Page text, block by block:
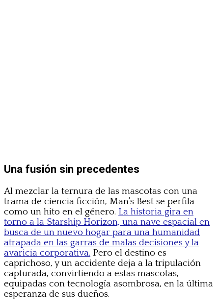
Una fusión sin precedentes
Al mezclar la ternura de las mascotas con una
trama de ciencia ficción, Man’s Best se perfila
como un hito en el género. La historia gira en
torno a la Starship Horizon, una nave espacial en
busca de un nuevo hogar para una humanidad
atrapada en las garras de malas decisiones y la
avaricia corporativa. Pero el destino es
caprichoso, y un accidente deja a la tripulación
capturada, convirtiendo a estas mascotas,
equipadas con tecnología asombrosa, en la última
esperanza de sus dueños.